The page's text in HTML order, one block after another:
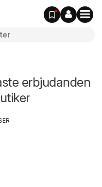
erbjudanden